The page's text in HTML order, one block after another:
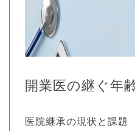
開業医の継ぐ年
医院継承の現状と課題